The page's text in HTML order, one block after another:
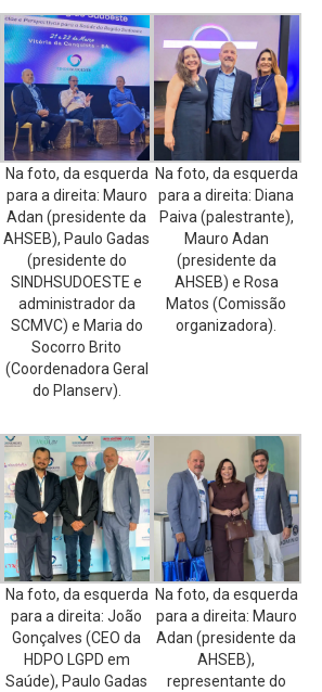
Na foto, da esquerda
para a direita: Mauro
Adan (presidente da
AHSEB), Paulo Gadas
(presidente do
SINDHSUDOESTE e
administrador da
SCMVC) e Maria do
Socorro Brito
(Coordenadora Geral
do Planserv).
Na foto, da esquerda
para a direita: Diana
Paiva (palestrante),
Mauro Adan
(presidente da
AHSEB) e Rosa
Matos (Comissão
organizadora).
Na foto, da esquerda
para a direita: João
Gonçalves (CEO da
HDPO LGPD em
Saúde), Paulo Gadas
Na foto, da esquerda
para a direita: Mauro
Adan (presidente da
AHSEB),
representante do